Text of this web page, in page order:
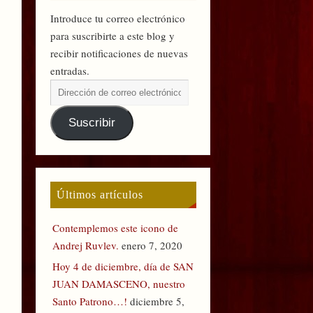
Introduce tu correo electrónico
para suscribirte a este blog y
recibir notificaciones de nuevas
entradas.
Suscribir
Últimos artículos
Contemplemos este icono de
Andrej Ruvlev. enero 7, 2020
Hoy 4 de diciembre, día de SAN
JUAN DAMASCENO, nuestro
Santo Patrono…! diciembre 5,